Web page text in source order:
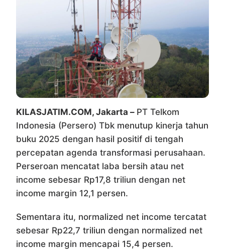
KILASJATIM.COM, Jakarta – PT Telkom
Indonesia (Persero) Tbk menutup kinerja tahun
buku 2025 dengan hasil positif di tengah
percepatan agenda transformasi perusahaan.
Perseroan mencatat laba bersih atau net
income sebesar Rp17,8 triliun dengan net
income margin 12,1 persen.
Sementara itu, normalized net income tercatat
sebesar Rp22,7 triliun dengan normalized net
income margin mencapai 15,4 persen.